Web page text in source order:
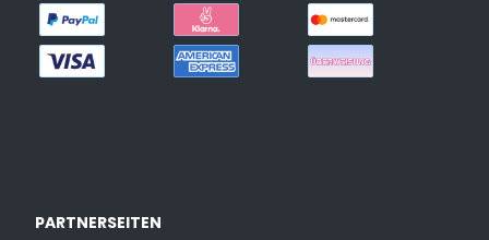
PARTNERSEITEN